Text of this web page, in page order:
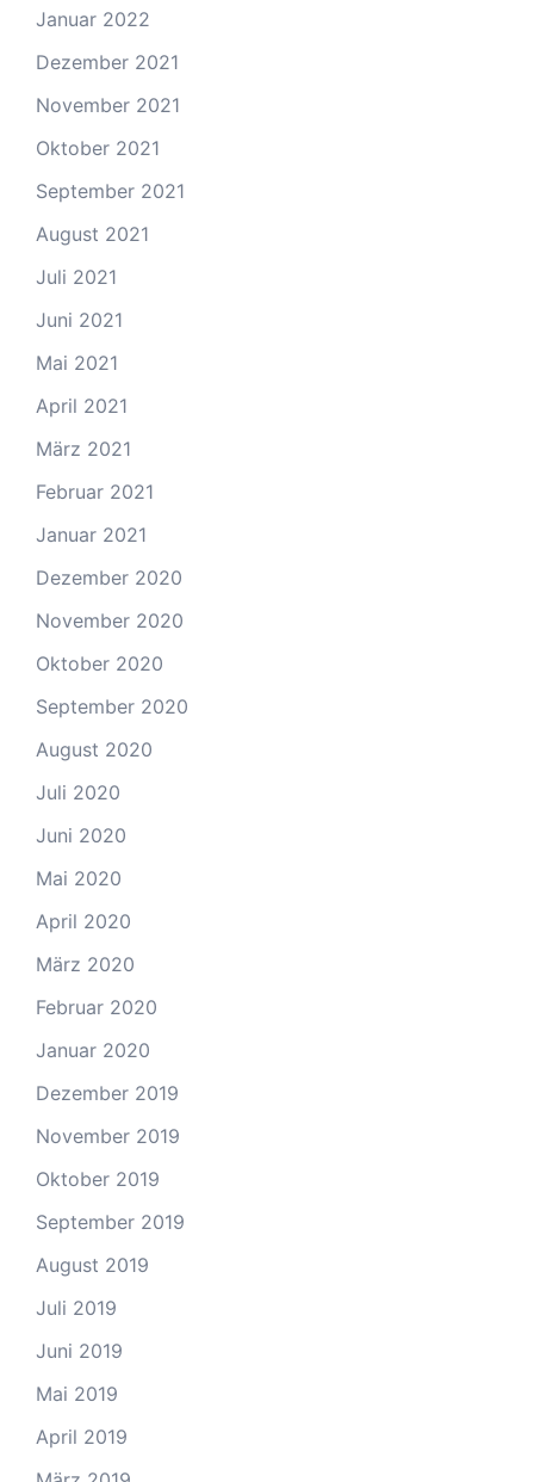
Januar 2022
Dezember 2021
November 2021
Oktober 2021
September 2021
August 2021
Juli 2021
Juni 2021
Mai 2021
April 2021
März 2021
Februar 2021
Januar 2021
Dezember 2020
November 2020
Oktober 2020
September 2020
August 2020
Juli 2020
Juni 2020
Mai 2020
April 2020
März 2020
Februar 2020
Januar 2020
Dezember 2019
November 2019
Oktober 2019
September 2019
August 2019
Juli 2019
Juni 2019
Mai 2019
April 2019